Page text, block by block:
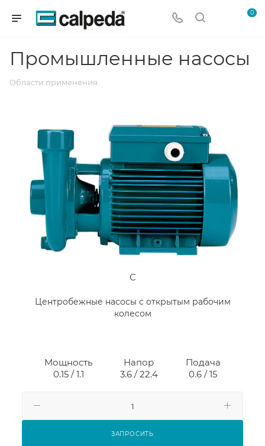
0
Промышленные насосы
Области применения
C
Центробежные насосы с открытым рабочим
колесом
Мощность
0.15 / 1.1
Напор
3.6 / 22.4
Подача
0.6 / 15
ЗАПРОСИТЬ